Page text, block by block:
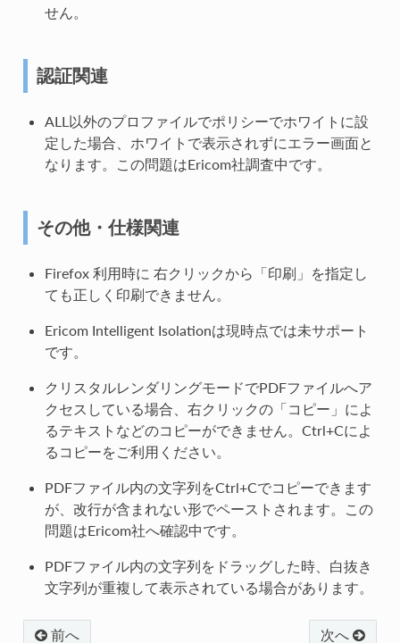
せん。
認証関連
ALL以外のプロファイルでポリシーでホワイトに設
定した場合、ホワイトで表示されずにエラー画面と
なります。この問題はEricom社調査中です。
その他・仕様関連
Firefox 利用時に 右クリックから「印刷」を指定し
ても正しく印刷できません。
Ericom Intelligent Isolationは現時点では未サポート
です。
クリスタルレンダリングモードでPDFファイルへア
クセスしている場合、右クリックの「コピー」によ
るテキストなどのコピーができません。Ctrl+Cによ
るコピーをご利用ください。
PDFファイル内の文字列をCtrl+Cでコピーできます
が、改行が含まれない形でペーストされます。この
問題はEricom社へ確認中です。
PDFファイル内の文字列をドラッグした時、白抜き
文字列が重複して表示されている場合があります。
次へ
前へ